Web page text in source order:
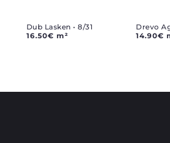
Dub Lasken • 8/31
16.50€ m²
Drevo
14.90€